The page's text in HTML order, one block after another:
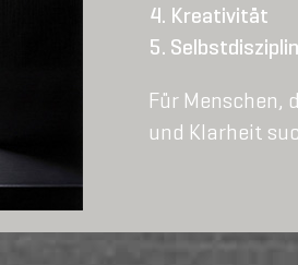
Kreativität
Selbstdisziplin
Für Menschen,
und Klarheit